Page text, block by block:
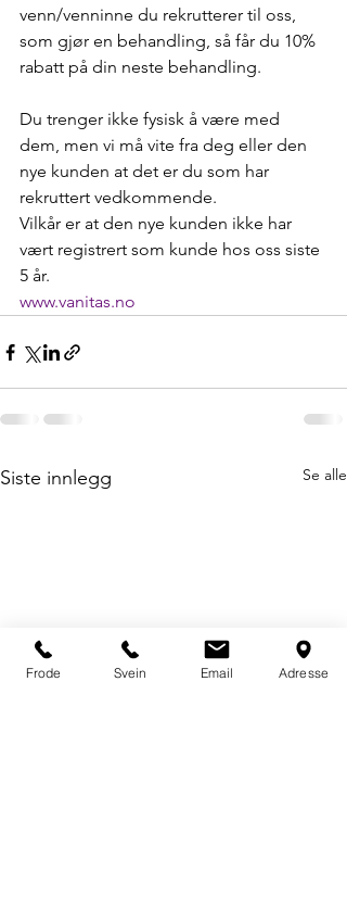
venn/venninne du rekrutterer til oss,
som gjør en behandling, så får du 10%
rabatt på din neste behandling.
Du trenger ikke fysisk å være med
dem, men vi må vite fra deg eller den
nye kunden at det er du som har
rekruttert vedkommende.
Vilkår er at den nye kunden ikke har
vært registrert som kunde hos oss siste
5 år.
www.vanitas.no
Siste innlegg Se alle
Frode Svein Email Adresse